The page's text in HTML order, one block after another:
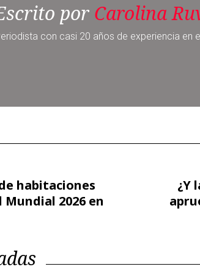
por Carolina
con casi 20 años de experiencia en
habitaciones
2026 en
¿Y